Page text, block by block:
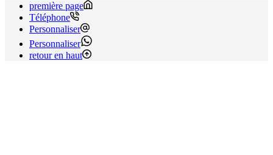
première page
Téléphone
Personnaliser
Personnaliser
retour en haut